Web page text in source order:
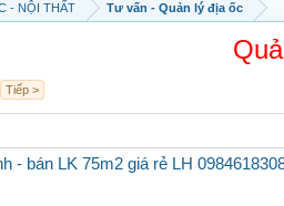
- NỘI THẤT Tư vấn - Quản lý địa ốc
Tiếp >
- bán LK 75m2 giá rẻ LH